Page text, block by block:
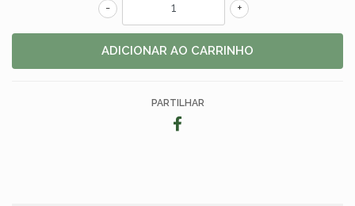
+
-
PARTILHAR